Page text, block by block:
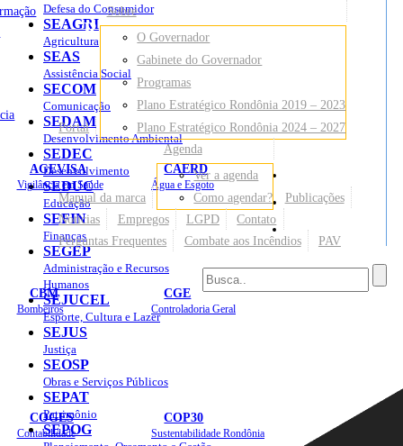
Rondônia
AGEVISA
Vigilância em Saúde
CAERD
Água e Esgoto
CBM
Bombeiros
CGE
Controladoria Geral
COGES
Contabilidade
COP30
Sustentabilidade Rondônia
Sites
Portal
Sobre
O Governador
Gabinete do Governador
Programas
Plano Estratégico Rondônia 2019 – 2023
Plano Estratégico Rondônia 2024 – 2027
Manual da marca
Agenda
Ver a agenda
Como agendar?
Publicações
Notícias
Empregos LGPD
Contato
Perguntas Frequentes
Combate aos Incêndios PAV
Defesa do Consumidor
SEAGRI
Agricultura
SEAS
Assistência Social
SECOM
Comunicação
SEDAM
Desenvolvimento Ambiental
SEDEC
Desenvolvimento
SEDUC
Educação
SEFIN
Finanças
SEGEP
Administração e Recursos
Humanos
SEJUCEL
Esporte, Cultura e Lazer
SEJUS
Justiça
SEOSP
Obras e Serviços Públicos
SEPAT
Patrimônio
SEPOG